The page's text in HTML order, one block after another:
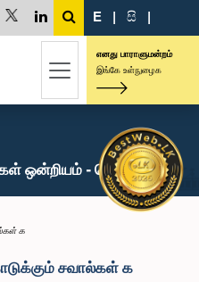
E | සි |
எனது பாராளுமன்றம்
இங்கே உள்நுழைக
ஒன்றியம் - செய்திகள்
க
சவால்கள் க